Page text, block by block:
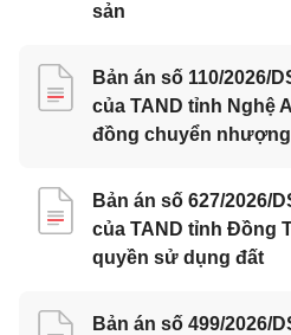
sản
Bản án số 110/2026/
của TAND tỉnh Nghệ
đồng chuyển
Bản án số 627/2026/
của TAND tỉnh Đồng
quyền sử dụng đất
Bản án số 499/2026/